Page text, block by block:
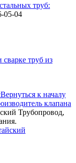
труб:
05-04
труб из
Вернуться к началу
клапана
Трубопровод,